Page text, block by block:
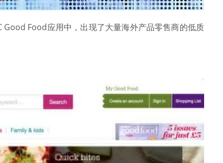
Food应用中，出现了大量海外产品零售商的低质